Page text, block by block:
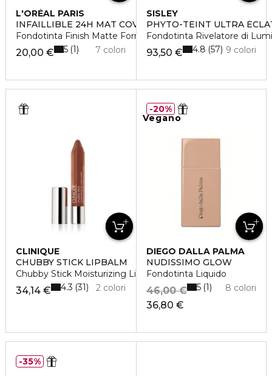
L'ORÉAL PARIS
INFAILLIBLE 24H MAT COVER
Fondotinta Finish Matte Formula a Lunga Durata
20,00 € 7 colori
5 1
SISLEY
PHYTO-TEINT ULTRA
Fondotinta Rivelatore di
93,50 € 9 colori
4.8 57
CLINIQUE
CHUBBY STICK LIPBALM
Chubby Stick Moisturizing Lip Balm
34,14 € 2 colori
4.3 31
Vegano
DIEGO DALLA PALMA
NUDISSIMO GLOW
Fondotinta Liquido
36,80 €
46,00 € 8 colori
5 1
20%
35%